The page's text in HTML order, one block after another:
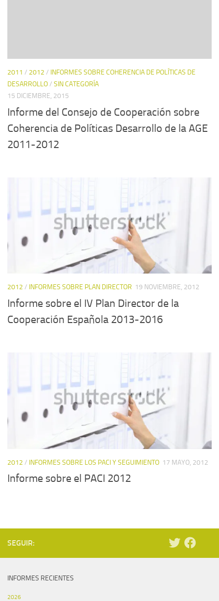
2011 / 2012 / INFORMES SOBRE COHERENCIA DE POLÍTICAS DE
DESARROLLO/ SIN CATEGORÍA
15 DICIEMBRE, 2015
Informe del Consejo de Cooperación sobre
Coherencia de Políticas Desarrollo de la AGE
2011-2012
2012 / INFORMES SOBRE PLAN DIRECTOR 19 NOVIEMBRE, 2012
Informe sobre el IV Plan Director de la
Cooperación Española 2013-2016
2012 / INFORMES SOBRE LOS PACI Y SEGUIMIENTO 17 MAYO, 2012
Informe sobre el PACI 2012
SEGUIR:
INFORMES RECIENTES
2026